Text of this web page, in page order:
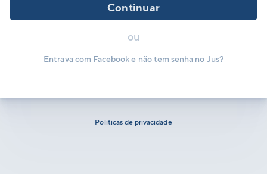
Continuar
ou
Entrava com Facebook e não tem senha no Jus?
Políticas de privacidade